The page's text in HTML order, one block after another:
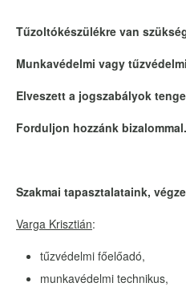
Tűzoltókészülékre van
Munkavédelmi vagy
Elveszett a jogszabályok
Forduljon hozzánk bizalommal.
Szakmai tapasztalataink,
Varga Krisztián:
tűzvédelmi főelőadó,
munkavédelmi technikus,